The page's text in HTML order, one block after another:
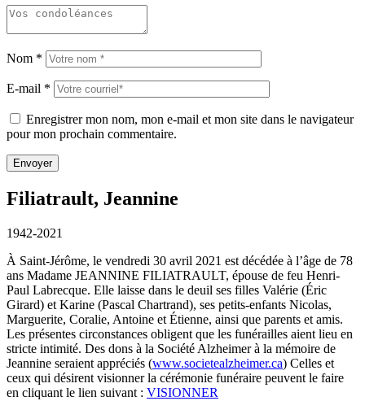
Nom *
E-mail *
Enregistrer mon nom, mon e-mail et mon site dans le navigateur
pour mon prochain commentaire.
Filiatrault, Jeannine
1942-2021
À Saint-Jérôme, le vendredi 30 avril 2021 est décédée à l’âge de 78
ans Madame JEANNINE FILIATRAULT, épouse de feu Henri-
Paul Labrecque. Elle laisse dans le deuil ses filles Valérie (Éric
Girard) et Karine (Pascal Chartrand), ses petits-enfants Nicolas,
Marguerite, Coralie, Antoine et Étienne, ainsi que parents et amis.
Les présentes circonstances obligent que les funérailles aient lieu en
stricte intimité. Des dons à la Société Alzheimer à la mémoire de
Jeannine seraient appréciés (www.societealzheimer.ca) Celles et
ceux qui désirent visionner la cérémonie funéraire peuvent le faire
en cliquant le lien suivant : VISIONNER